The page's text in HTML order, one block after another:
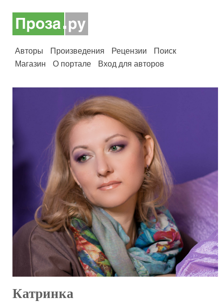
Авторы Произведения Рецензии
Поиск
Магазин
О портале Вход для авторов
Катринка